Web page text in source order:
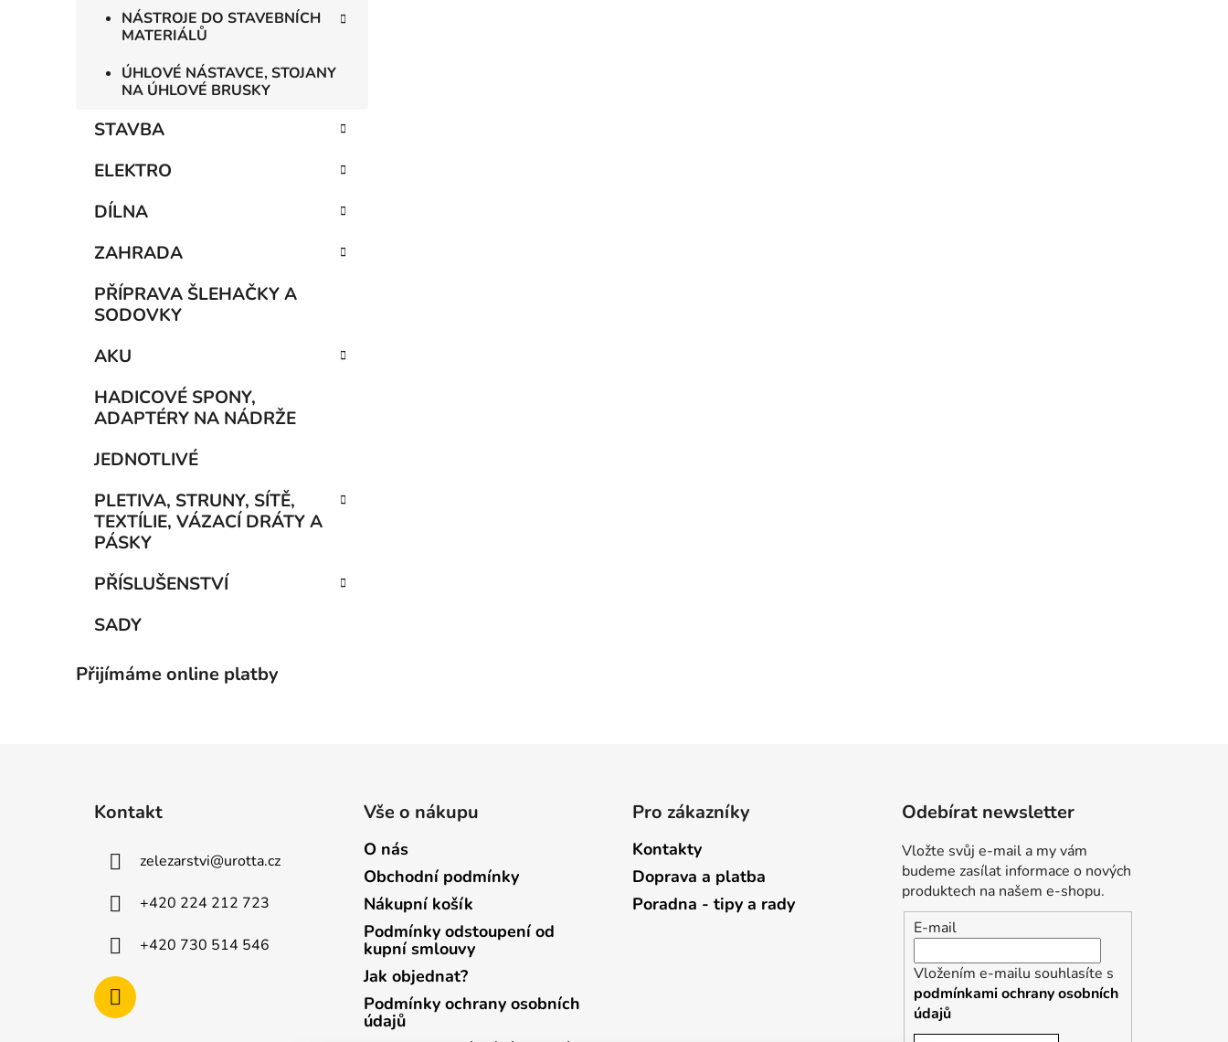
NÁSTROJE DO STAVEBNÍCH
MATERIÁLŮ
ÚHLOVÉ NÁSTAVCE, STOJANY
NA ÚHLOVÉ BRUSKY
STAVBA
ELEKTRO
DÍLNA
ZAHRADA
PŘÍPRAVA ŠLEHAČKY A
SODOVKY
AKU
HADICOVÉ SPONY,
ADAPTÉRY NA NÁDRŽE
JEDNOTLIVÉ
PLETIVA, STRUNY, SÍTĚ,
TEXTÍLIE, VÁZACÍ DRÁTY A
PÁSKY
PŘÍSLUŠENSTVÍ
SADY
Přijímáme online platby
Kontakt
zelezarstvi@urotta.cz
+420 224 212 723
+420 730 514 546
Vše o nákupu
O nás
Obchodní podmínky
Nákupní košík
Podmínky odstoupení od
kupní smlouvy
Jak objednat?
Podmínky ochrany osobních
údajů
Pro zákazníky
Kontakty
Doprava a platba
Poradna - tipy a rady
Odebírat newsletter
Vložte svůj e-mail a my vám
budeme zasílat informace o nových
produktech na našem e-shopu.
E-mail
Vložením e-mailu souhlasíte s
podmínkami ochrany osobních
údajů